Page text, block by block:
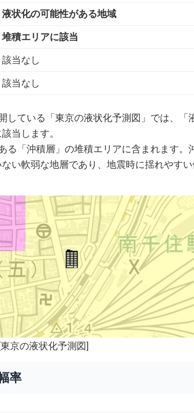
液状化の可能性がある地域
堆積エリアに該当
該当なし
該当なし
している「東京の液状化予測図」では、「
当します。
る「沖積層」の堆積エリアに含まれます。
い軟弱な地層であり、地震時に揺れやす
東京の液状化予測図]
率